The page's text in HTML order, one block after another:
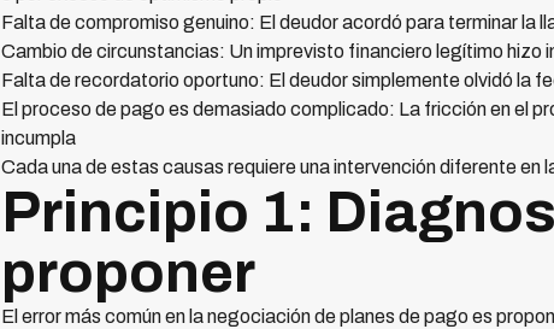
Falta de compromiso genuino: El deudor acordó para terminar la
Cambio de circunstancias: Un imprevisto financiero legítimo hizo
Falta de recordatorio oportuno: El deudor simplemente olvidó la
El proceso de pago es demasiado complicado: La fricción en el
incumpla
Cada una de estas causas requiere una intervención diferente
Principio 1:
proponer
El error más común en la negociación de planes de pago es